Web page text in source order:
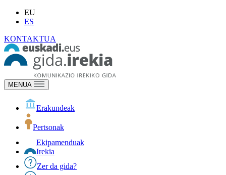
EU
ES
KONTAKTUA
MENUA
Erakundeak
Pertsonak
Ekipamenduak
Irekia
Zer da gida?